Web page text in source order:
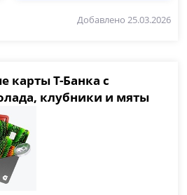
Добавлено 25.03.2026
карты Т-Банка с
клубники и мяты